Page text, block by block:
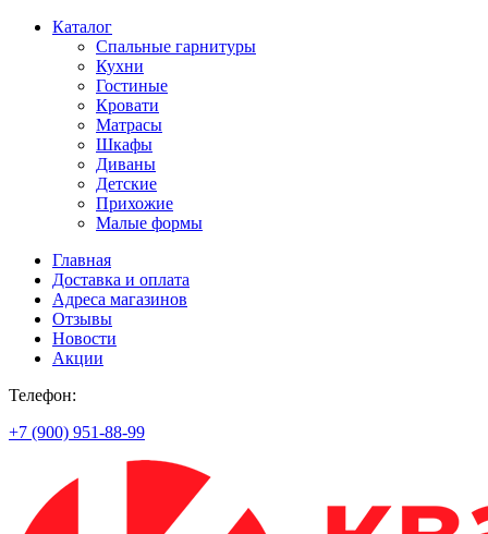
Каталог
Спальные гарнитуры
Кухни
Гостиные
Кровати
Матрасы
Шкафы
Диваны
Детские
Прихожие
Малые формы
Главная
Доставка и оплата
Адреса магазинов
Отзывы
Новости
Акции
Телефон:
+7 (900) 951-88-99